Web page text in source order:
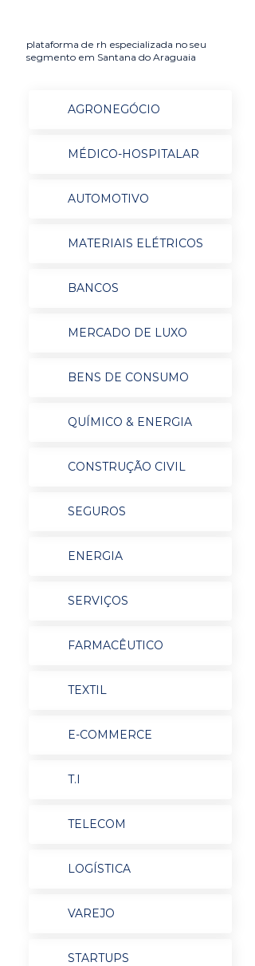
plataforma de rh especializada no seu
segmento em Santana do Araguaia
AGRONEGÓCIO
MÉDICO-HOSPITALAR
AUTOMOTIVO
MATERIAIS ELÉTRICOS
BANCOS
MERCADO DE LUXO
BENS DE CONSUMO
QUÍMICO & ENERGIA
CONSTRUÇÃO CIVIL
SEGUROS
ENERGIA
SERVIÇOS
FARMACÊUTICO
TEXTIL
E-COMMERCE
T.I
TELECOM
LOGÍSTICA
VAREJO
STARTUPS